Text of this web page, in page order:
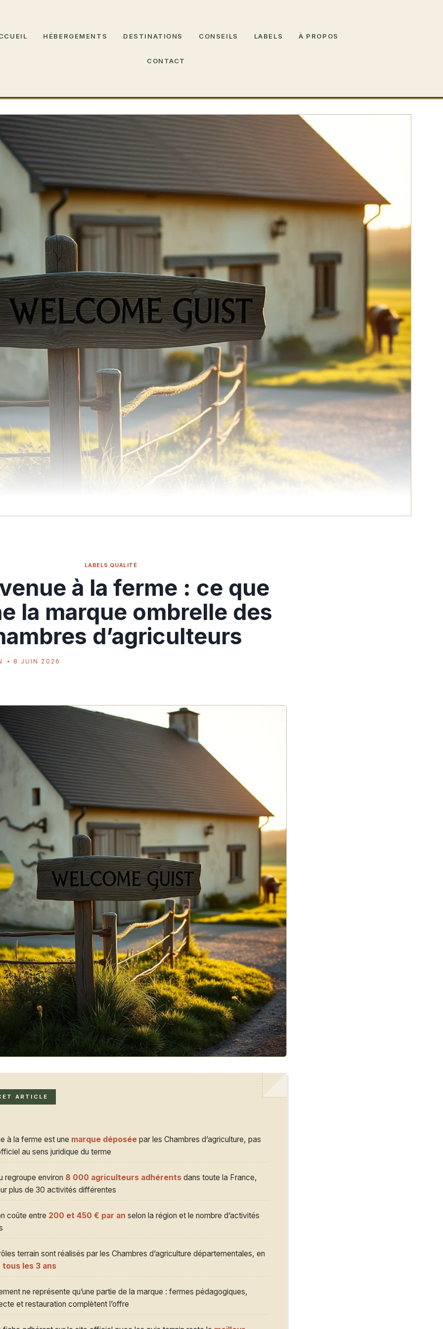
HÉBERGEMENTS DESTINATIONS CONSEILS LABELS À PROPOS
CONTACT
LABELS QUALITÉ
à la ferme : ce que
la marque ombrelle des
d’agriculteurs
8 JUIN 2026
ARTICLE
à la ferme est une marque déposée par les Chambres d’agriculture, pas
au sens juridique du terme
regroupe environ 8 000 agriculteurs adhérents dans toute la France,
plus de 30 activités différentes
coûte entre 200 et 450 € par an selon la région et le nombre d’activités
terrain sont réalisés par les Chambres d’agriculture départementales, en
tous les 3 ans
ne représente qu’une partie de la marque : fermes pédagogiques,
et restauration complètent l’offre